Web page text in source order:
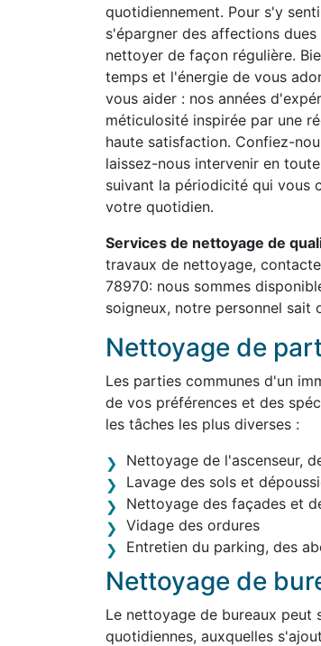
quotidiennement. Pour s'y
s'épargner des affections
nettoyer de façon régulière.
temps et l'énergie de vous
vous aider : nos années
méticulosité inspirée par une
haute satisfaction. Confiez-
laissez-nous intervenir en
suivant la périodicité qui vous
votre quotidien.
Services de nettoyage de
travaux de nettoyage,
78970: nous sommes
soigneux, notre personnel
Nettoyage de
Les parties communes d'un
de vos préférences et des
les tâches les plus diverses :
Nettoyage de l'ascenseur,
Lavage des sols et
Nettoyage des façades et
Vidage des ordures
Entretien du parking, des
Nettoyage de
Le nettoyage de bureaux
quotidiennes, auxquelles